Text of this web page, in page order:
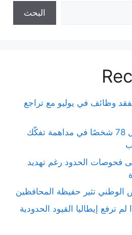
البحث
وظائف في يوليو مع تراجع
الشرطة الإسبانية تعتقل 78 شخصًا في مداهمة تفكّك
على فحوصات الحدود رغم تهديد
تثير حفيظة المحافظين
لم ترفع إيطاليا القيود الحدودية